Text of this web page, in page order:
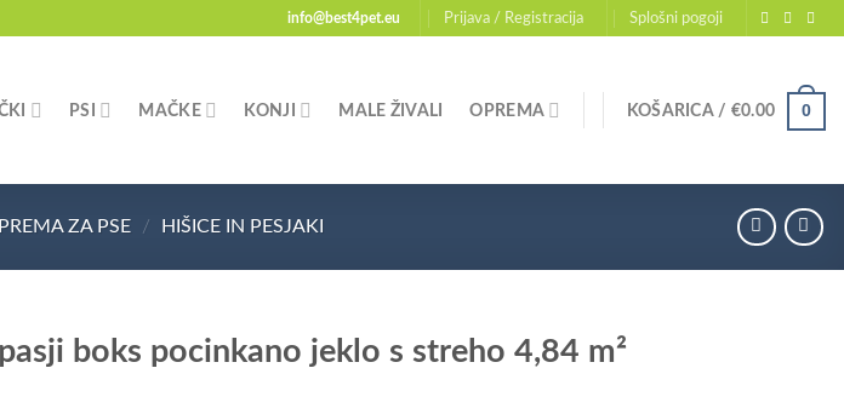
info@best4pet.eu Prijava / Registracija Splošni pogoji
PSI MAČKE KONJI MALE ŽIVALI OPREMA KOŠARICA / €0.00 0
ZA PSE / HIŠICE IN PESJAKI
boks pocinkano jeklo s streho 4,84 m²